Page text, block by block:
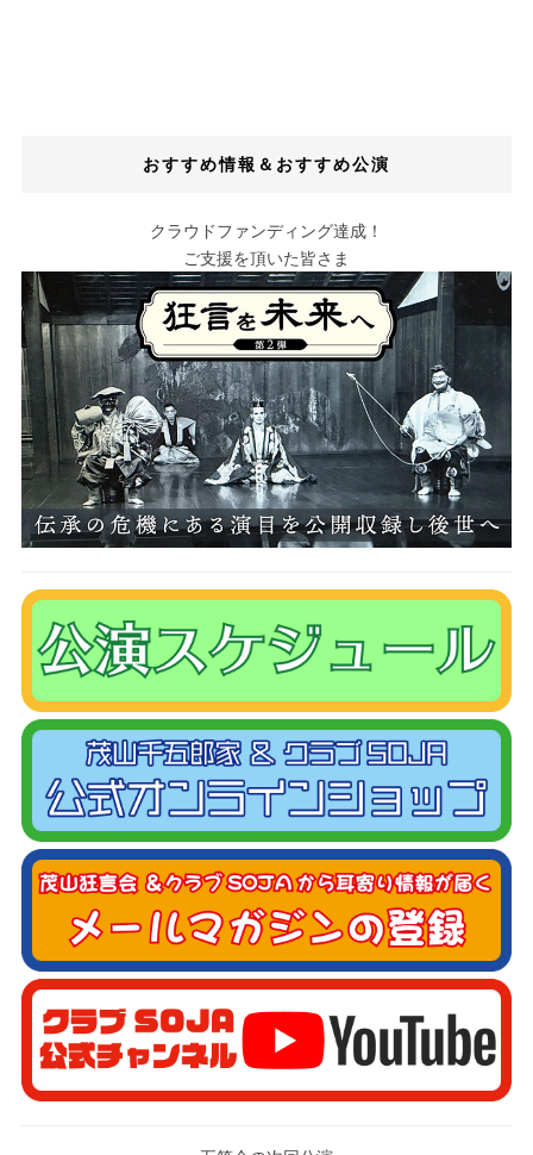
おすすめ情報＆おすすめ公演
クラウドファンディング達成！
ご支援を頂いた皆さま